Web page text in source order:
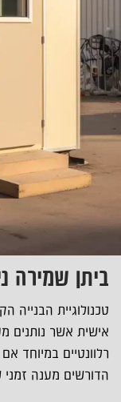
ביתן שמירה
טכנולוגיית
אישית אשר נותנים
רלוונטיים במיוחד
הדורשים מענה